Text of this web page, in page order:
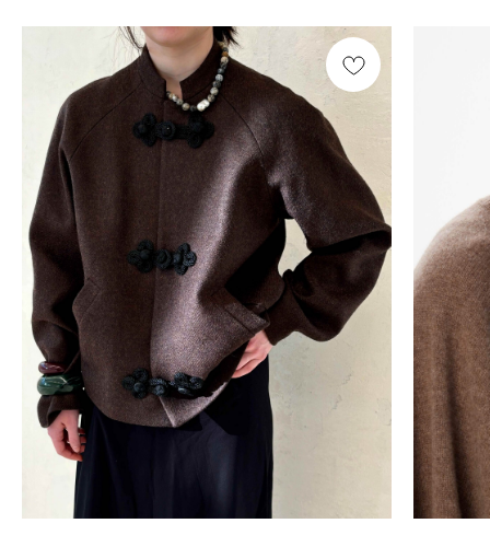
Смотреть все /